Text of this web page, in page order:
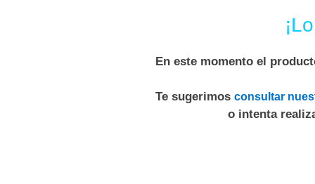
En este momento el
Te sugerimos consultar
o intenta